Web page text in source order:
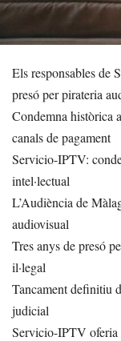
Els responsables de
presó per pirateria
Condemna històrica
canals de pagament
Servicio-IPTV:
intel·lectual
L’Audiència de
audiovisual
Tres anys de presó
il·legal
Tancament definitiu
judicial
Servicio-IPTV oferia